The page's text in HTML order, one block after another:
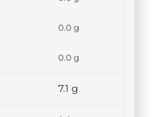
0.0 g
0.0 g
7.1 g